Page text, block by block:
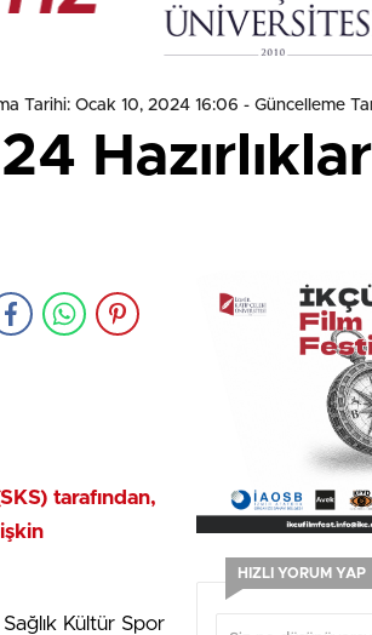
Tarihi: Ocak 10, 2024 16:06 - Güncelleme
tarafından,
Kültür Spor
HIZLI YORUM YAP